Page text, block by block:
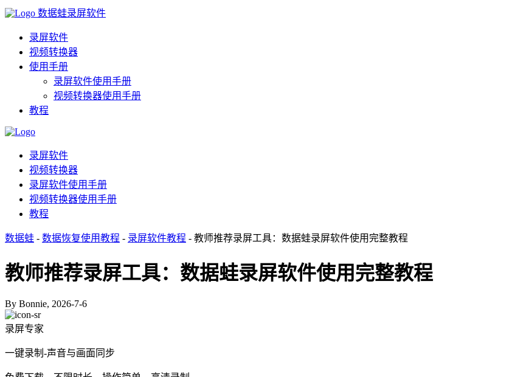
数据蛙录屏软件
录屏软件
视频转换器
使用手册
录屏软件使用手册
视频转换器使用手册
教程
录屏软件
视频转换器
录屏软件使用手册
视频转换器使用手册
教程
数据蛙 - 数据恢复使用教程 - 录屏软件教程 - 教师推荐录屏工具：数据蛙录屏软件使用完整教程
教师推荐录屏工具：数据蛙录屏软件使用完整教程
By Bonnie, 2026-7-6
录屏专家
一键录制-声音与画面同步